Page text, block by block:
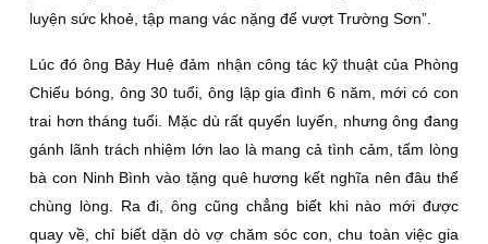
luyện sức khoẻ, tập mang vác nặng để vượt Trường Sơn”.
Lúc đó ông Bảy Huệ đảm nhận công tác kỹ thuật của Phòng
Chiếu bóng, ông 30 tuổi, ông lập gia đình 6 năm, mới có con
trai hơn tháng tuổi. Mặc dù rất quyến luyến, nhưng ông đang
gánh lãnh trách nhiệm lớn lao là mang cả tình cảm, tấm lòng
bà con Ninh Bình vào tặng quê hương kết nghĩa nên đâu thể
chùng lòng. Ra đi, ông cũng chẳng biết khi nào mới được
quay về, chỉ biết dặn dò vợ chăm sóc con, chu toàn việc gia